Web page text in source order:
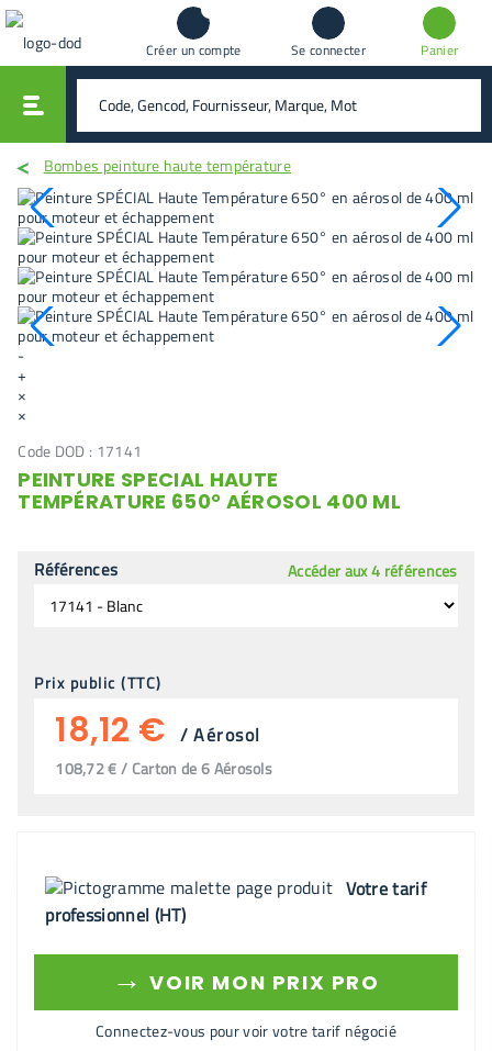
Créer un compte Se connecter Panier
rechercher
Bombes peinture haute température
-
+
×
×
Code DOD : 17141
PEINTURE SPECIAL HAUTE
TEMPÉRATURE 650° AÉROSOL 400 ML
Références Accéder aux 4 références
Prix public (TTC)
18,12 € / Aérosol
108,72 € / Carton de 6 Aérosols
Votre tarif
professionnel (HT)
→ VOIR MON PRIX PRO
Connectez-vous pour voir votre tarif négocié